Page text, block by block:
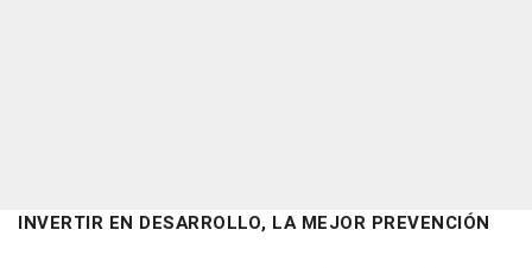
INVERTIR EN DESARROLLO, LA MEJOR PREVENCIÓN